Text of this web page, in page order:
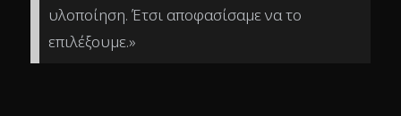
υλοποίηση. Έτσι αποφασίσαμε να το
επιλέξουμε.»